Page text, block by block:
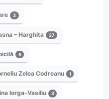
3
– Harghita 37
5
Zelea Codreanu 1
Iorga-Vasiliu 3